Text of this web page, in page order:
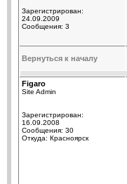
Зарегистрирован:
24.09.2009
Сообщения: 3
Вернуться к началу
Figaro
Site Admin
Зарегистрирован:
16.09.2008
Сообщения: 30
Откуда: Красноярск